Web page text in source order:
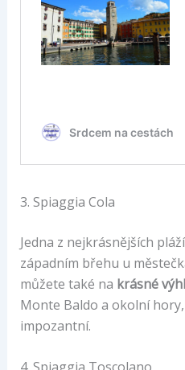
3. Spiaggia Cola
Jedna z nejkrásnějších
západním břehu u
můžete také na krásné
Monte Baldo a okolní
impozantní.